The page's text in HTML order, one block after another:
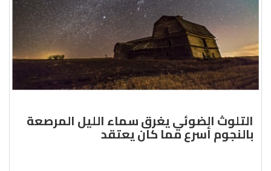
التلوث الضوئي يغرق سماء الليل المرصعة
بالنجوم أسرع مما كان يعتقد